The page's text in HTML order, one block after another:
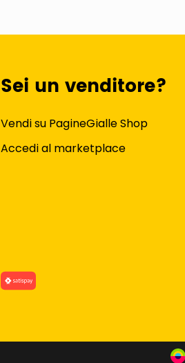
Sei un venditore?
Vendi su PagineGialle Shop
Accedi al marketplace